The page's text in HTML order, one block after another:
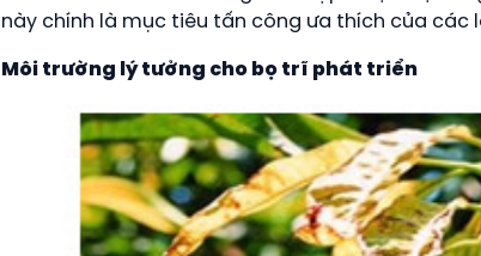
này chính là mục tiêu tấn công ưa thích của các
Môi trường lý tưởng cho bọ trĩ phát triển